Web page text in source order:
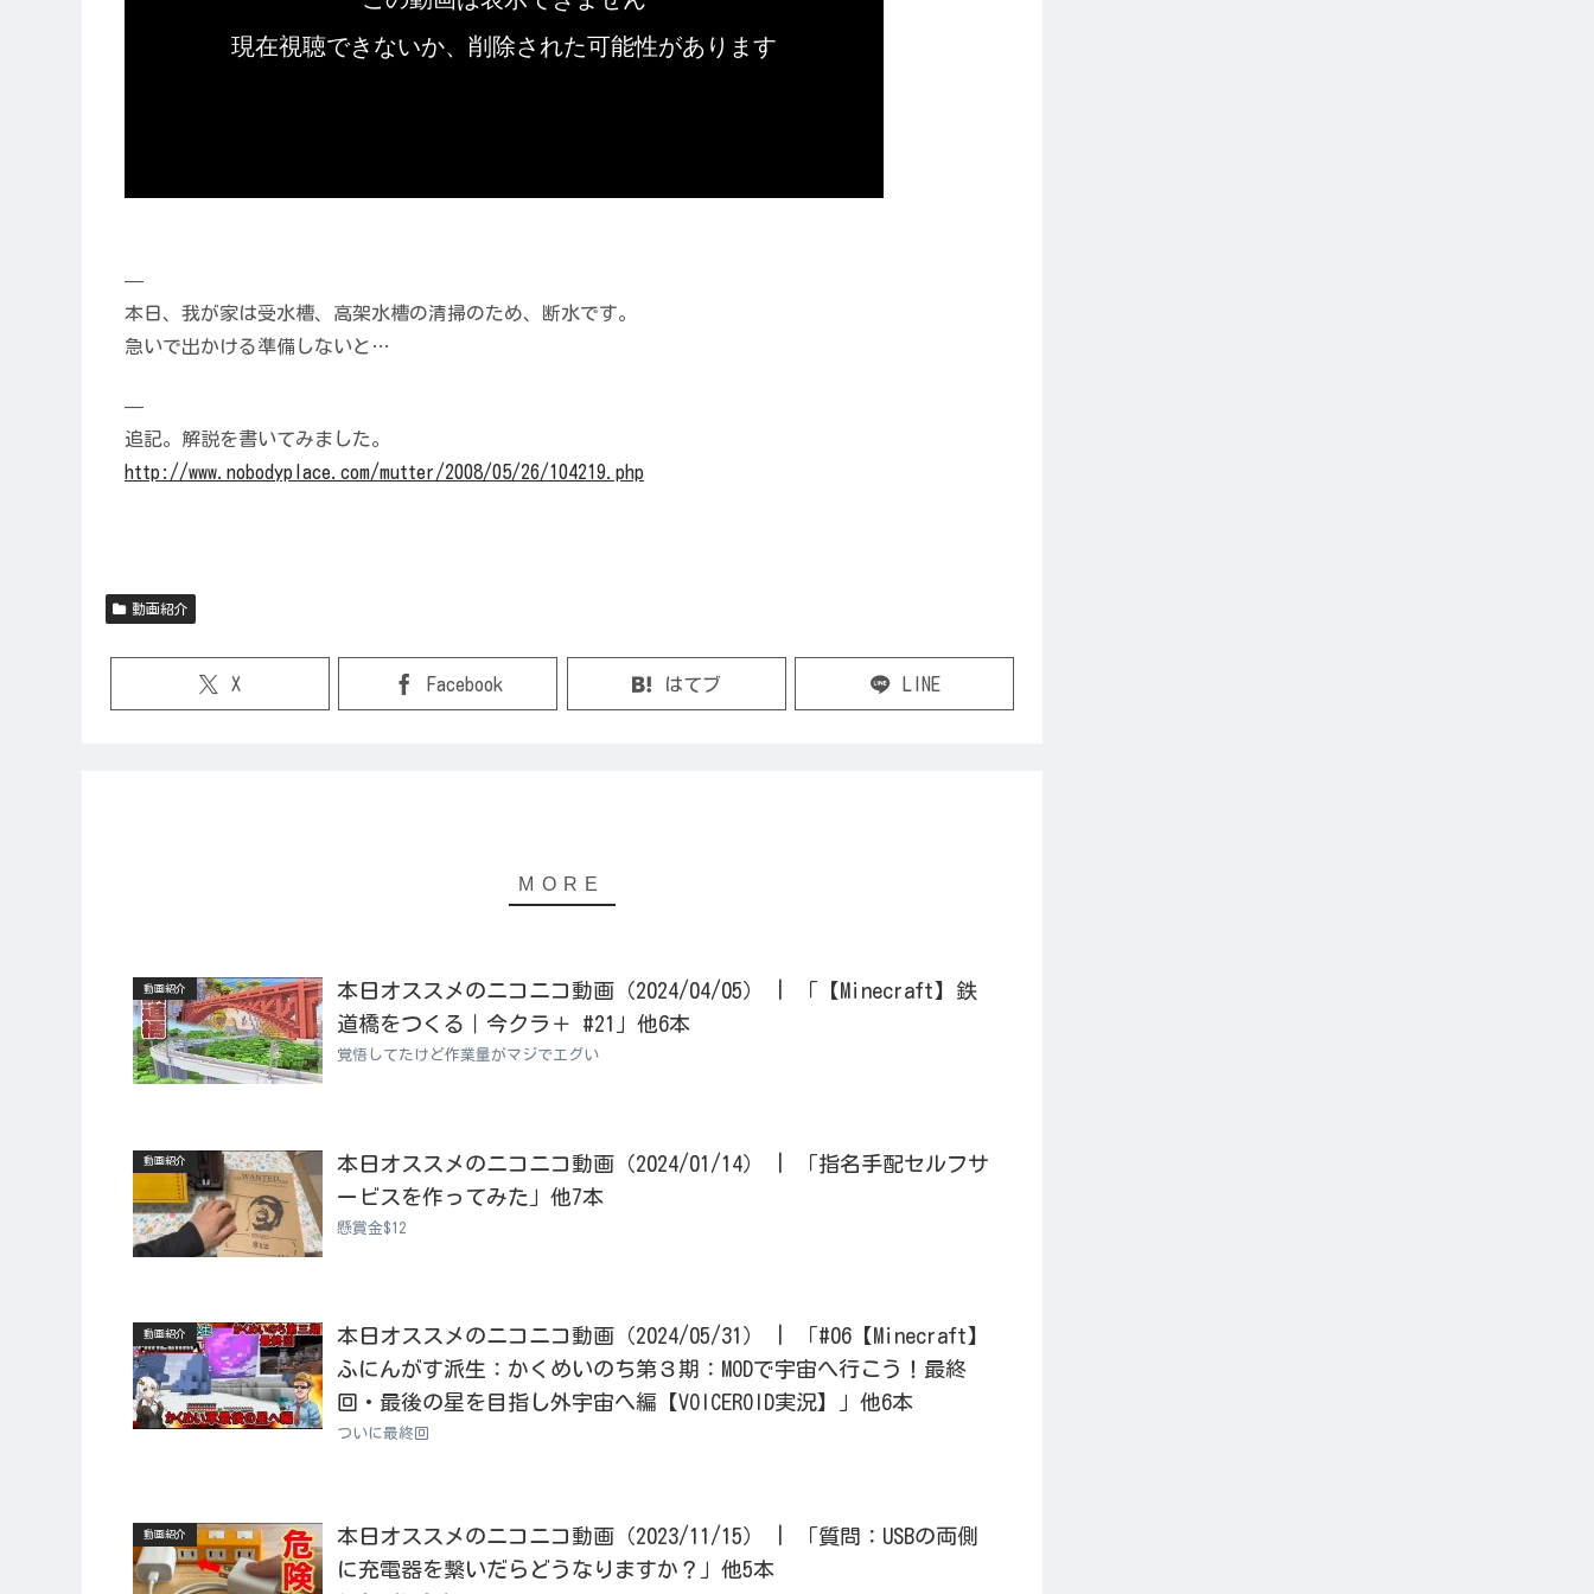
—
本日、我が家は受水槽、高架水槽の清掃のため、断水です。
急いで出かける準備しないと…
—
追記。解説を書いてみました。
http://www.nobodypl ace.com/mutter/2008/05/26/104219.php
動画紹介
X Facebook はてブ LINE
動画紹介
本日オススメのニコニコ動画（2024/04/05） | 「【Minecraft】鉄
道橋をつくる｜今クラ＋ #21」他6本
覚悟してたけど作業量がマジでエグい
動画紹介
本日オススメのニコニコ動画（2024/01/14） | 「指名手配セルフサ
ービスを作ってみた」他7本
懸賞金$12
動画紹介
本日オススメのニコニコ動画（2024/05/31） | 「#06【Minecraft】
ふにんがす派生：かくめいのち第３期：MODで宇宙へ行こう！最終
回・最後の星を目指し外宇宙へ編【VOICEROID実況】」他6本
ついに最終回
動画紹介
本日オススメのニコニコ動画（2023/11/15） | 「質問：USBの両側
に充電器を繋いだらどうなりますか？」他5本